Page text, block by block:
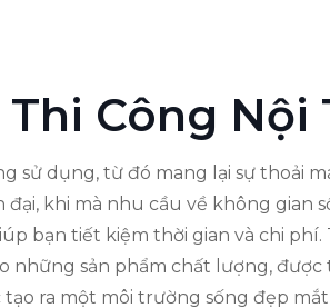
Công Nội
sử dụng, từ đó mang lại sự thoải
khi mà nhu cầu về không gian
bạn tiết kiệm thời gian và chi
những sản phẩm chất lượng,
ra một môi trường sống đẹp